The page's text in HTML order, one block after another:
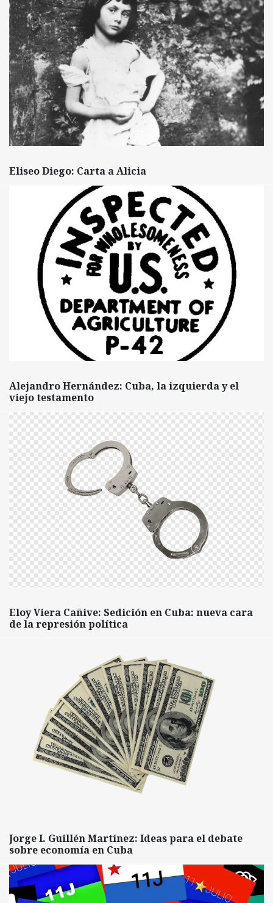
Eliseo Diego: Carta a Alicia
Alejandro Hernández: Cuba, la izquierda y el
viejo testamento
Eloy Viera Cañive: Sedición en Cuba: nueva cara
de la represión política
Jorge I. Guillén Martínez: Ideas para el debate
sobre economía en Cuba